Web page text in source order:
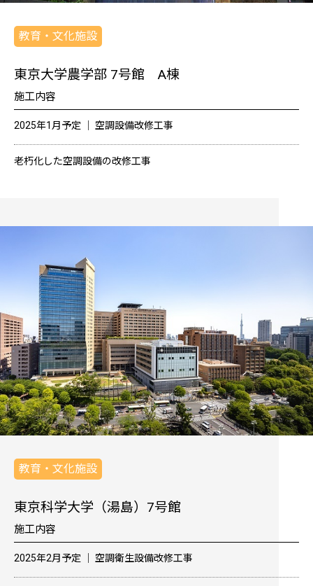
教育・文化施設
東京大学農学部 7号館 A棟
施工内容
2025年1月予定 │ 空調設備改修工事
老朽化した空調設備の改修工事
教育・文化施設
東京科学大学（湯島）7号館
施工内容
2025年2月予定 │ 空調衛生設備改修工事